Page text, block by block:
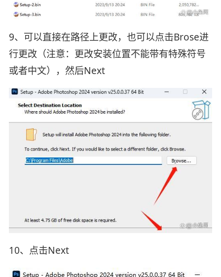
9、可以直接在路径上更改，也可以点击Brose进
行更改（注意：更改安装位置不能带有特殊符号
或者中文），然后Next
10、点击Next